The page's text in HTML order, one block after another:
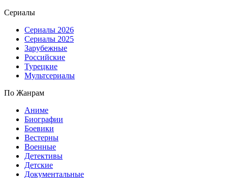
Сериалы
Сериалы 2026
Сериалы 2025
Зарубежные
Российские
Турецкие
Мультсериалы
По Жанрам
Аниме
Биографии
Боевики
Вестерны
Военные
Детективы
Детские
Документальные